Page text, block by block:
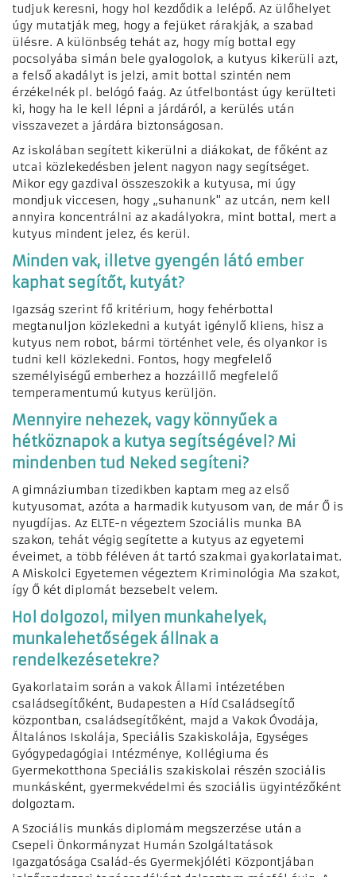
tudjuk keresni, hogy hol kezdődik a lelépő. Az ülőhelyet
úgy mutatják meg, hogy a fejüket rárakják, a szabad
ülésre. A különbség tehát az, hogy míg bottal egy
pocsolyába simán bele gyalogolok, a kutyus kikerüli azt,
a felső akadályt is jelzi, amit bottal szintén nem
érzékelnék pl. belógó faág. Az útfelbontást úgy kerülteti
ki, hogy ha le kell lépni a járdáról, a kerülés után
visszavezet a járdára biztonságosan.
Az iskolában segített kikerülni a diákokat, de főként az
utcai közlekedésben jelent nagyon nagy segítséget.
Mikor egy gazdival összeszokik a kutyusa, mi úgy
mondjuk viccesen, hogy „suhanunk" az utcán, nem kell
annyira koncentrálni az akadályokra, mint bottal, mert a
kutyus mindent jelez, és kerül.
Minden vak, illetve gyengén látó ember
kaphat segítőt, kutyát?
Igazság szerint fő kritérium, hogy fehérbottal
megtanuljon közlekedni a kutyát igénylő kliens, hisz a
kutyus nem robot, bármi történhet vele, és olyankor is
tudni kell közlekedni. Fontos, hogy megfelelő
személyiségű emberhez a hozzáillő megfelelő
temperamentumú kutyus kerüljön.
Mennyire nehezek, vagy könnyűek a
hétköznapok a kutya segítségével? Mi
mindenben tud Neked segíteni?
A gimnáziumban tizedikben kaptam meg az első
kutyusomat, azóta a harmadik kutyusom van, de már Ő is
nyugdíjas. Az ELTE-n végeztem Szociális munka BA
szakon, tehát végig segítette a kutyus az egyetemi
éveimet, a több féléven át tartó szakmai gyakorlataimat.
A Miskolci Egyetemen végeztem Kriminológia Ma szakot,
így Ő két diplomát bezsebelt velem.
Hol dolgozol, milyen munkahelyek,
munkalehetőségek állnak a
rendelkezésetekre?
Gyakorlataim során a vakok Állami intézetében
családsegítőként, Budapesten a Híd Családsegítő
központban, családsegítőként, majd a Vakok Óvodája,
Általános Iskolája, Speciális Szakiskolája, Egységes
Gyógypedagógiai Intézménye, Kollégiuma és
Gyermekotthona Speciális szakiskolai részén szociális
munkásként, gyermekvédelmi és szociális ügyintézőként
dolgoztam.
A Szociális munkás diplomám megszerzése után a
Csepeli Önkormányzat Humán Szolgáltatások
Igazgatósága Család-és Gyermekjóléti Központjában